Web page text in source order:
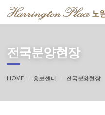
전국분양현장
HOME 홍보센터 전국분양현장